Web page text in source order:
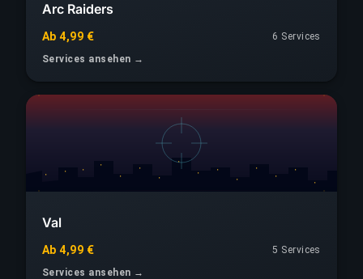
Arc Raiders
Ab 4,99 €
6 Services
Services ansehen →
Val
Ab 4,99 €
5 Services
Services ansehen →